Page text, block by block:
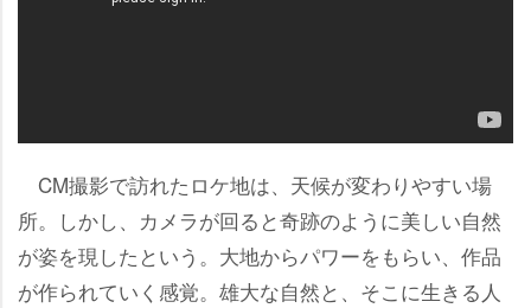
CM撮影で訪れたロケ地は、天候が変わりやすい場
所。しかし、カメラが回ると奇跡のように美しい自然
が姿を現したという。大地からパワーをもらい、作品
が作られていく感覚。雄大な自然と、そこに生きる人